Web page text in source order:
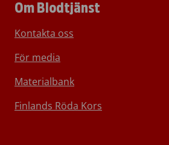
Om Blodtjänst
Kontakta oss
För media
Materialbank
Finlands Röda Kors